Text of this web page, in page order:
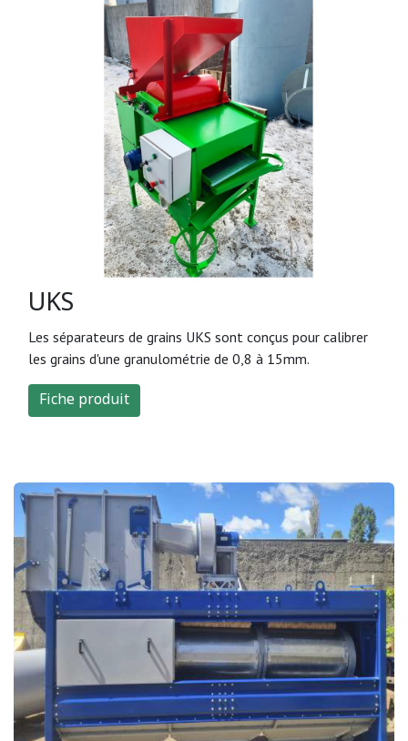
UKS
Les séparateurs de grains UKS sont conçus pour calibrer
les grains d'une granulométrie de 0,8 à 15mm.
Fiche produit